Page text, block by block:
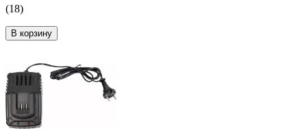
(18)
В корзину